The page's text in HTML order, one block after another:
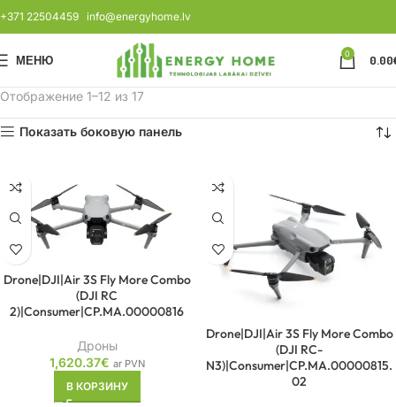
+371 22504459 info@energyhome.lv
МЕНЮ 0 0.00
Отображение 1–12 из 17
Показать боковую панель
Drone|DJI|Air 3S Fly More Combo
(DJI RC
2)|Consumer|CP.MA.00000816
Дроны
1,620.37€ ar PVN
В КОРЗИНУ
Drone|DJI|Air 3S Fly More Combo
(DJI RC-
N3)|Consumer|CP.MA.00000815.
02